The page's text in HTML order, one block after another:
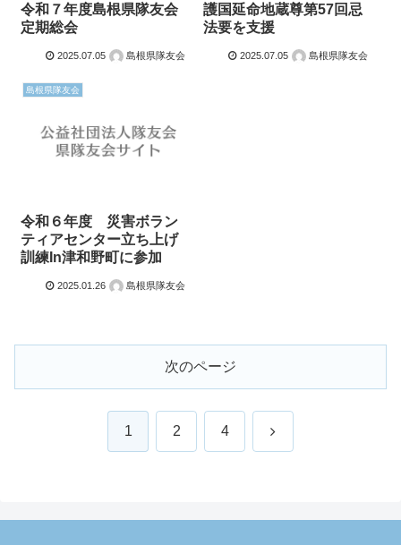
令和７年度島根県隊友会
定期総会
2025.07.05 島根県隊友会
護国延命地蔵尊第57回忌
法要を支援
2025.07.05 島根県隊友会
島根県隊友会
令和６年度 災害ボラン
ティアセンター立ち上げ
訓練In津和野町に参加
2025.01.26 島根県隊友会
次のページ
1 2 4 次